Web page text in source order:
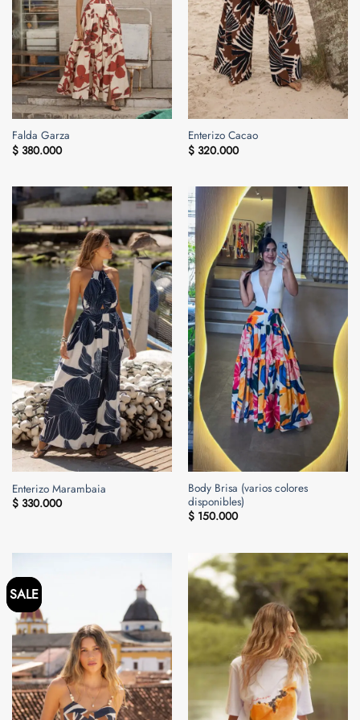
Falda Garza
$380.000
Enterizo Cacao
$320.000
Enterizo Marambaia
$330.000
Body Brisa (varios colores
disponibles)
$150.000
SALE